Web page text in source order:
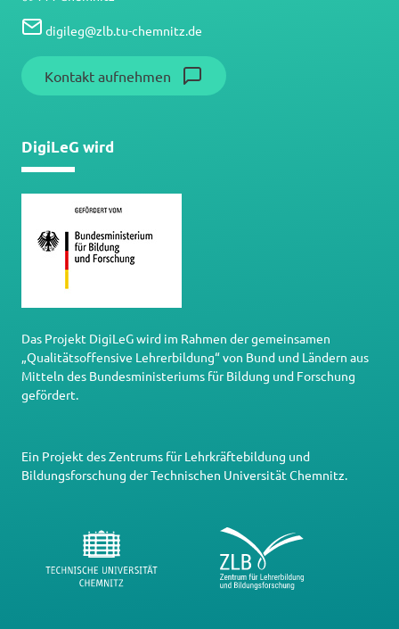
digileg@zlb.tu-chemnitz.de
Kontakt aufnehmen
DigiLeG wird
Das Projekt DigiLeG wird im Rahmen der gemeinsamen
„Qualitätsoffensive Lehrerbildung“ von Bund und Ländern aus
Mitteln des Bundesministeriums für Bildung und Forschung
gefördert.
Ein Projekt desZentrums für Lehrkräftebildung und
Bildungsforschung derTechnischen Universität Chemnitz.